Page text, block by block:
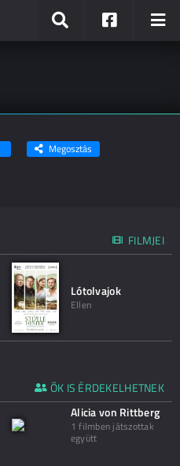
Megosztás
FILMJEI
Lótolvajok
Ellen
ŐK IS ÉRDEKELHETNEK
Alicia von Rittberg
1 filmben játszottak
együtt